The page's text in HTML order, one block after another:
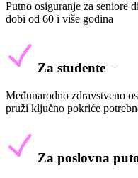
Putno osiguranje za seniore
dobi od 60 i više godina
Za studente
Međunarodno zdravstveno
pruži ključno pokriće
Za poslovna